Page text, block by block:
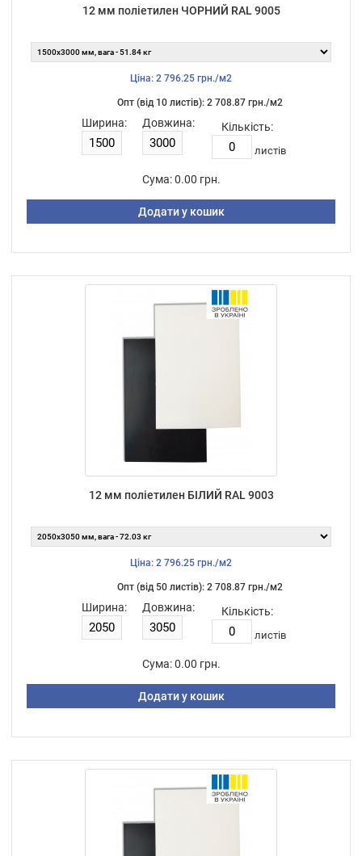
12 мм поліетилен ЧОРНИЙ RAL 9005
Ціна: 2 796.25 грн./м2
Опт (від 10 листiв): 2 708.87 грн./м2
Ширина: Довжина: Кількість:
листiв
Сума: 0.00 грн.
Додати у кошик
12 мм поліетилен БІЛИЙ RAL 9003
Ціна: 2 796.25 грн./м2
Опт (від 50 листiв): 2 708.87 грн./м2
Ширина: Довжина: Кількість:
листiв
Сума: 0.00 грн.
Додати у кошик